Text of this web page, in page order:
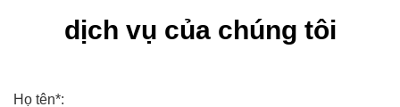
dịch vụ của chúng tôi
Họ tên*: